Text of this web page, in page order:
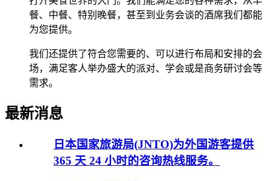
餐、中餐、特别晚餐，甚至到业务会谈的酒席我们都能
为您提供。
我们还提供了符合您需要的、可以进行布局和安排的会
场，满足客人举办盛大的派对、学会或是商务研讨会等
需求。
最新消息
日本国家旅游局(JNTO)为外国游客提供
365 天 24 小时的咨询热线服务。